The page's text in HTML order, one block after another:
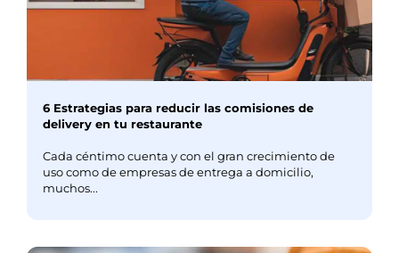
6 Estrategias para reducir las comisiones de
delivery en tu restaurante
Cada céntimo cuenta y con el gran crecimiento de
uso como de empresas de entrega a domicilio,
muchos...